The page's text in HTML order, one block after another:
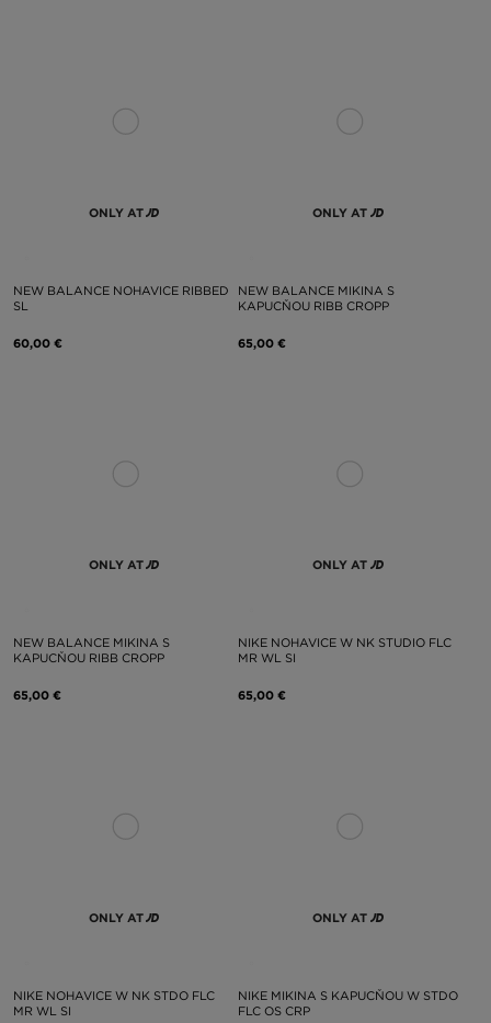
ONLY AT
NEW BALANCE NOHAVICE RIBBED
SL
60,00 €
ONLY AT
NEW BALANCE MIKINA S
KAPUCŇOU RIBB CROPP
65,00 €
ONLY AT
NEW BALANCE MIKINA S
KAPUCŇOU RIBB CROPP
65,00 €
ONLY AT
NIKE NOHAVICE W NK STUDIO FLC
MR WL SI
65,00 €
ONLY AT
NIKE NOHAVICE W NK STDO FLC
MR WL SI
ONLY AT
NIKE MIKINA S KAPUCŇOU W STDO
FLC OS CRP